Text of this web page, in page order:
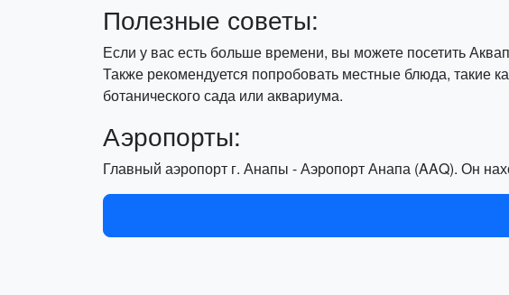
Полезные советы:
Если у вас есть больше времени, вы можете посетить
Также рекомендуется попробовать местные блюда,
ботанического сада или аквариума.
Аэропорты:
Главный аэропорт г. Анапы - Аэропорт Анапа (AAQ). Он